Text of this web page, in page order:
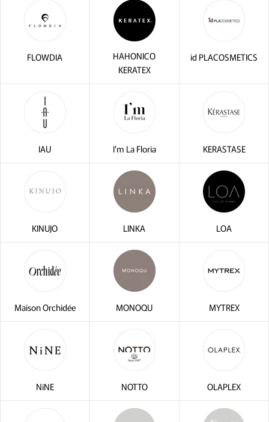
FLOWDIA
HAHONICO
KERATEX
id PLACOSMETICS
IAU I'm La Floria KERASTASE
KINUJO LINKA LOA
Maison Orchidée MONOQU MYTREX
NiNE NOTTO OLAPLEX